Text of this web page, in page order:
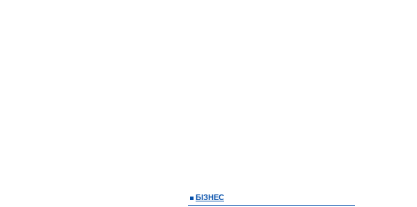
БІЗНЕС